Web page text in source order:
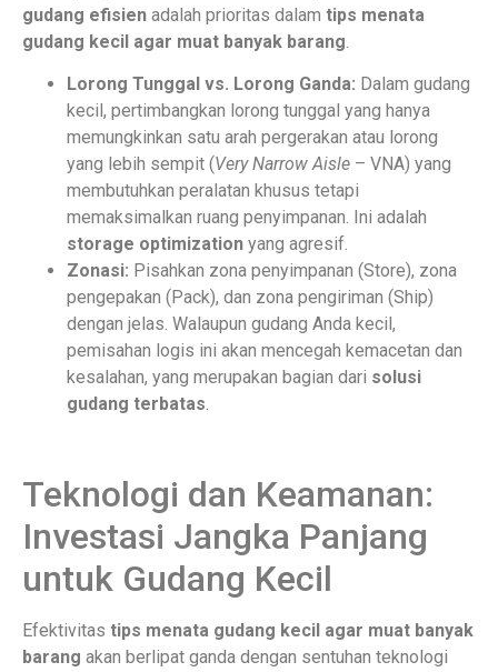
gudang efisien adalah prioritas dalam tips menata
gudang kecil agar muat banyak barang
Lorong Tunggal vs. Lorong Ganda: Dalam gudang
kecil, pertimbangkan lorong tunggal yang hanya
memungkinkan satu arah pergerakan atau lorong
yang lebih sempit (Very Narrow Aisle – VNA) yang
membutuhkan peralatan khusus tetapi
memaksimalkan ruang penyimpanan. Ini adalah
storage optimization yang agresif.
Zonasi: Pisahkan zona penyimpanan (Store), zona
pengepakan (Pack), dan zona pengiriman (Ship)
dengan jelas. Walaupun gudang Anda kecil,
pemisahan logis ini akan mencegah kemacetan dan
kesalahan, yang merupakan bagian dari solusi
gudang terbatas.
Teknologi dan Keamanan:
Investasi Jangka Panjang
untuk Gudang Kecil
Efektivitas tips menata gudang kecil agar muat banyak
barang akan berlipat ganda dengan sentuhan teknologi